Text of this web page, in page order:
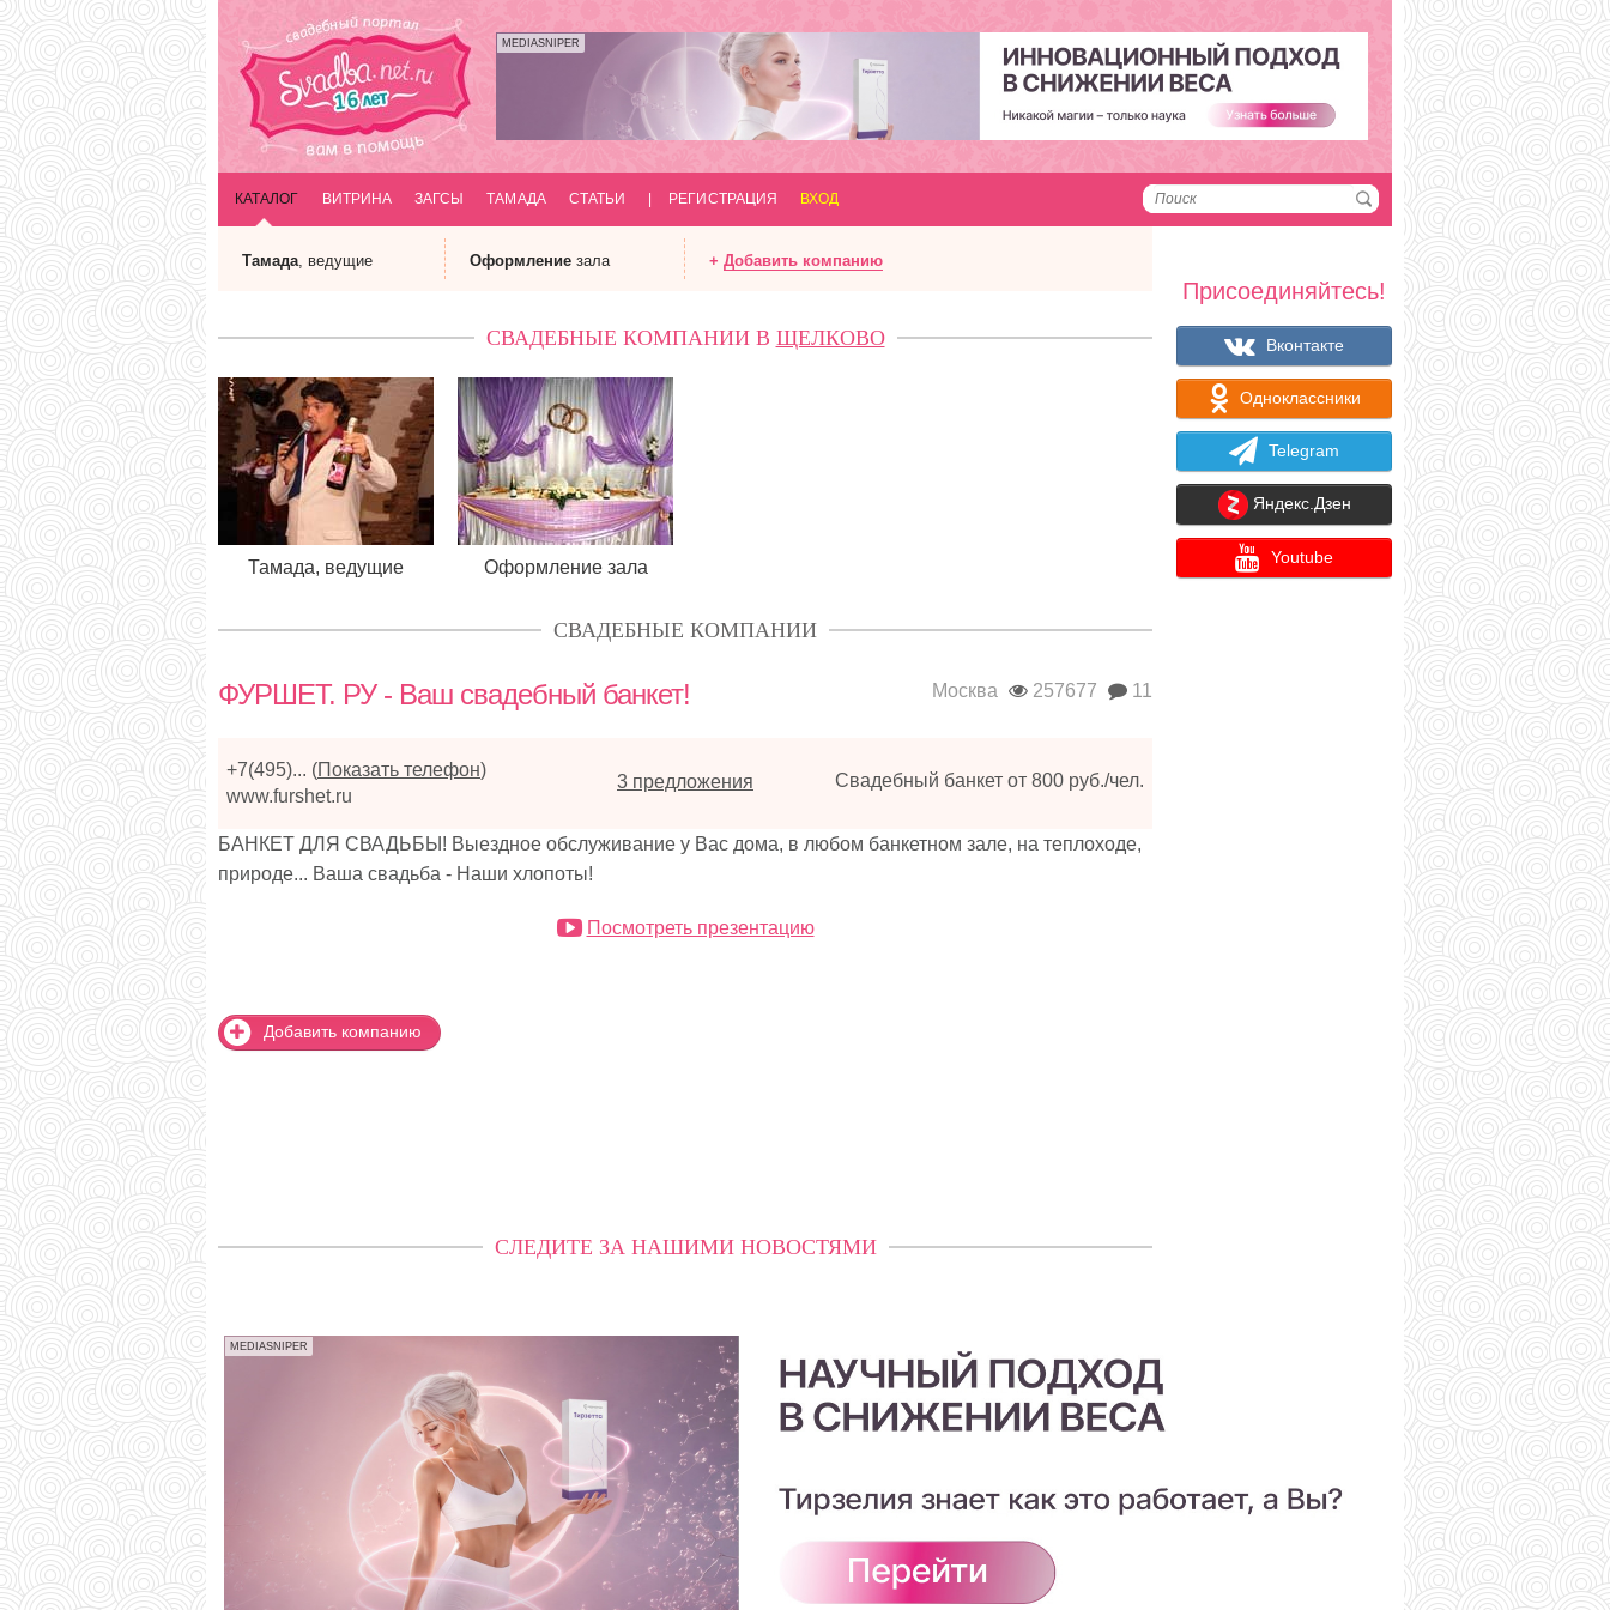
MEDIASNIPER
КАТАЛОГ ВИТРИНА ЗАГСЫ ТАМАДА СТАТЬИ РЕГИСТРАЦИЯ ВХОД
Тамада, ведущие Оформление зала + Добавить компанию
СВАДЕБНЫЕ КОМПАНИИ В ЩЕЛКОВО
Тамада, ведущие Оформление зала
СВАДЕБНЫЕ КОМПАНИИ
Москва 257677 11
ФУРШЕТ. РУ - Ваш свадебный банкет!
+7(495)... (Показать телефон)
www.furshet.ru
3 предложения Свадебный банкет от 800 руб./чел.
БАНКЕТ ДЛЯ СВАДЬБЫ! Выездное обслуживание у Вас дома, в любом банкетном зале, на теплоходе,
природе... Ваша свадьба - Наши хлопоты!
Посмотреть презентацию
Добавить компанию
СЛЕДИТЕ ЗА НАШИМИ НОВОСТЯМИ
Присоединяйтесь!
Вконтакте
Одноклассники
Telegram
Яндекс.Дзен
Youtube
MEDIASNIPER